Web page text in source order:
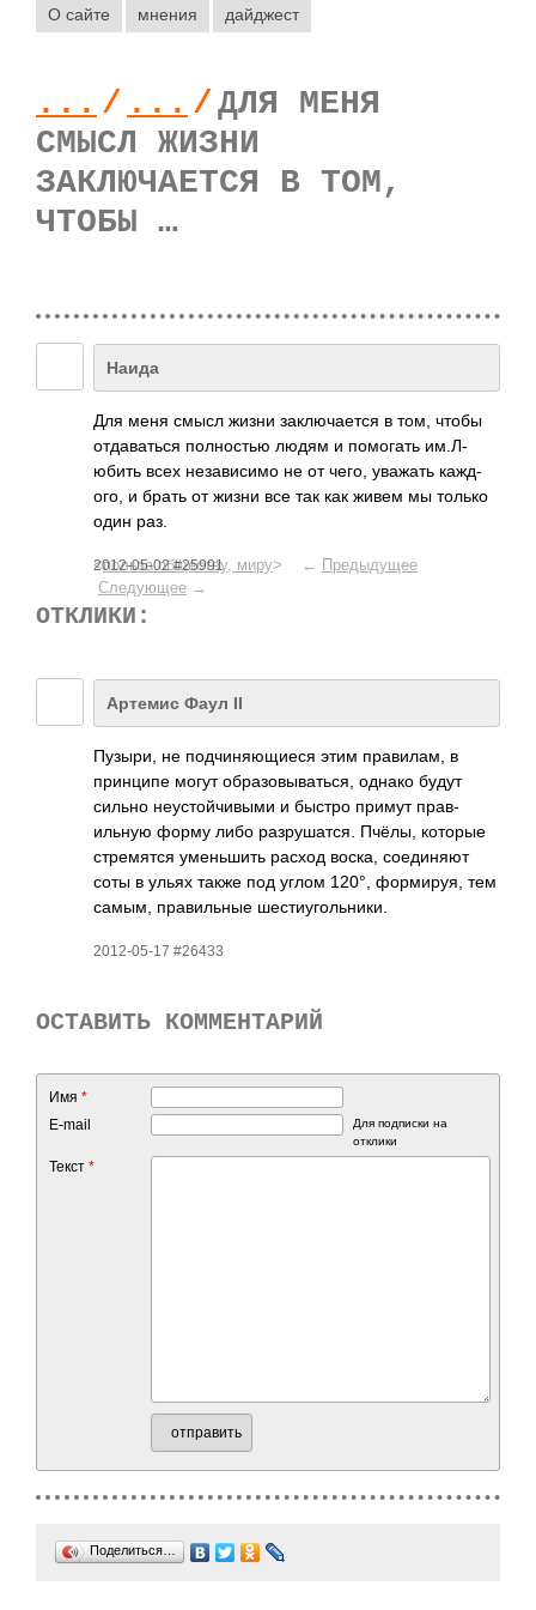
О сайте мнения дайджест
... / ... /ДЛЯ МЕНЯ
СМЫСЛ ЖИЗНИ
ЗАКЛЮЧАЕТСЯ В ТОМ,
ЧТОБЫ …
Наида
Для меня смысл жизни закл­ючае­тся в том, чтобы
отда­ваться полн­остью людям и помо­гать им.Л­
юбить всех неза­висимо не от чего, уважать кажд­
ого, и брать от жизни все так как живем мы только
один раз.
2012-05-02 #25991
<польза обществу, миру> ← Предыдущее
Следующее →
ОТКЛИКИ:
Артемис Фаул II
Пузыри, не подч­иняю­щиеся этим прав­илам, в
прин­ципе могут обра­зовы­вать­ся, однако будут
сильно неус­тойч­ивыми и быстро примут прав­
ильную форму либо разр­ушат­ся. Пчёлы, которые
стре­мятся умен­ьшить расход воска, соед­иняют
соты в ульях также под углом 120°, форм­ируя, тем
самым, прав­ильные шест­иуго­льни­ки.
2012-05-17 #26433
ОСТАВИТЬ КОММЕНТАРИЙ
Имя *
E-mail
Для подписки на
отклики
Текст *
отправить
Поделиться…